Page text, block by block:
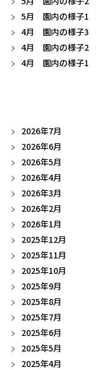
5月 園内の様子1
4月 園内の様子3
4月 園内の様子2
4月 園内の様子1
2026年7月
2026年6月
2026年5月
2026年4月
2026年3月
2026年2月
2026年1月
2025年12月
2025年11月
2025年10月
2025年9月
2025年8月
2025年7月
2025年6月
2025年5月
2025年4月